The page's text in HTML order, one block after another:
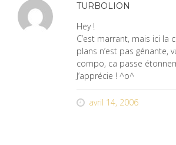
TURBOLION
Hey !
C’est marrant, mais ici la
plans n’est pas génante,
compo, ca passe
J’apprécie ! ^o^
avril 14, 2006